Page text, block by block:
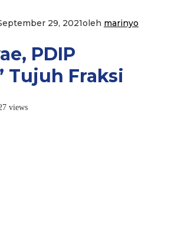
29, 2021oleh marinyo
PDIP
Tujuh Fraksi
views